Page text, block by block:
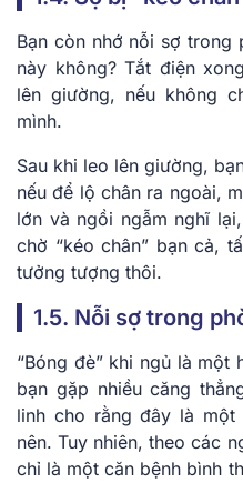
Bạn còn nhớ nỗi sợ trong
này không? Tắt điện
lên giường, nếu không
mình.
Sau khi leo lên giường,
nếu để lộ chân ra ngoài,
lớn và ngồi ngẫm nghĩ
chờ “kéo chân” bạn cả,
tưởng tượng thôi.
1.5. Nỗi sợ trong
“Bóng đè” khi ngủ là một
bạn gặp nhiều căng
linh cho rằng đây là
nên. Tuy nhiên, theo các
chỉ là một căn bệnh bình